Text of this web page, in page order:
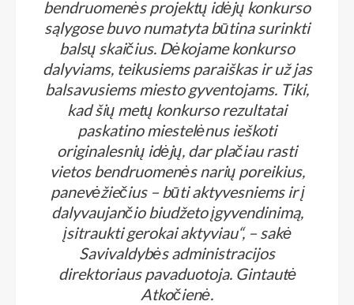
bendruomenės projektų idėjų konkurso
sąlygose buvo numatyta būtina surinkti
balsų skaičius. Dėkojame konkurso
dalyviams, teikusiems paraiškas ir už jas
balsavusiems miesto gyventojams. Tiki,
kad šių metų konkurso rezultatai
paskatino miestelėnus ieškoti
originalesnių idėjų, dar plačiau rasti
vietos bendruomenės narių poreikius,
panevėžiečius – būti aktyvesniems ir į
dalyvaujančio biudžeto įgyvendinimą,
įsitraukti gerokai aktyviau“, – sakė
Savivaldybės administracijos
direktoriaus pavaduotoja. Gintautė
Atkočienė.